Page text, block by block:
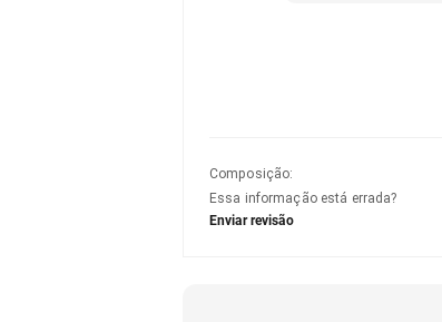
Composição:
Essa informação está errada?
Enviar revisão